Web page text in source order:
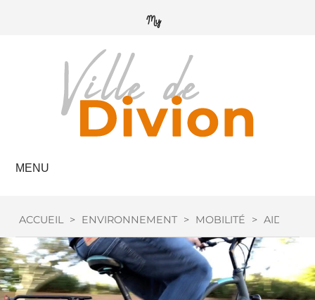
MENU
ACCUEIL > ENVIRONNEMENT > MOBILITÉ > AIDE